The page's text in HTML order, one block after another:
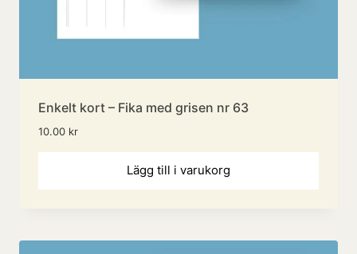
Enkelt kort – Fika med grisen nr 63
10.00 kr
Lägg till i varukorg